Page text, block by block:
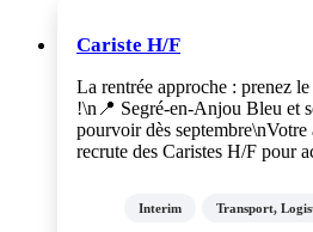
Cariste H/F
La rentrée approche : prenez
!\n📍 Segré-en-Anjou Bleu et
pourvoir dès
recrute des Caristes H/F pour
Interim Transport,